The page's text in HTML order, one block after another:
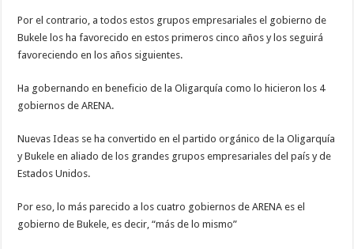
Por el contrario, a todos estos grupos empresariales el gobierno de
Bukele los ha favorecido en estos primeros cinco años y los seguirá
favoreciendo en los años siguientes.
Ha gobernando en beneficio de la Oligarquía como lo hicieron los 4
gobiernos de ARENA.
Nuevas Ideas se ha convertido en el partido orgánico de la Oligarquía
y Bukele en aliado de los grandes grupos empresariales del país y de
Estados Unidos.
Por eso, lo más parecido a los cuatro gobiernos de ARENA es el
gobierno de Bukele, es decir, “más de lo mismo”